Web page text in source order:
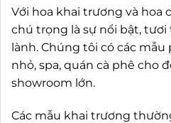
Với hoa khai trương và hoa
chú trọng là sự nổi bật,
lành. Chúng tôi có các
nhỏ, spa, quán cà phê cho
showroom lớn.
Các mẫu khai trương